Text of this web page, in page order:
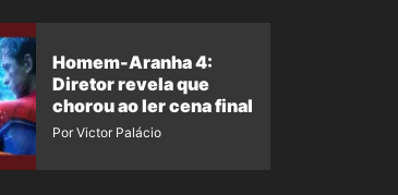
Homem-Aranha 4:
Diretor revela que
chorou ao ler cena final
Por Victor Palácio